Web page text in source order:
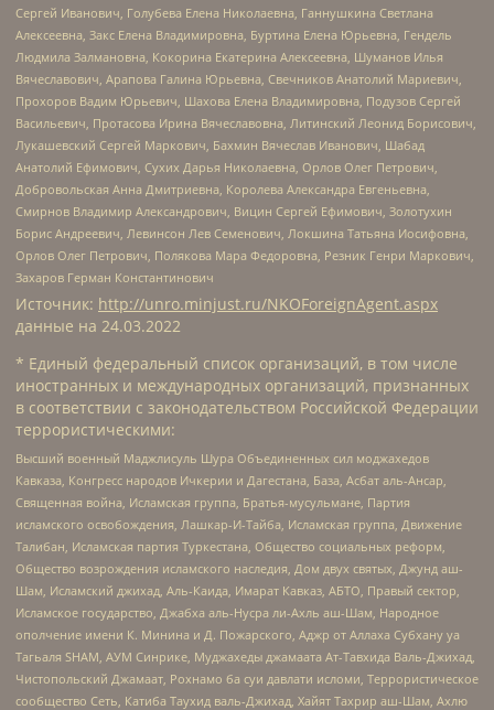
Сергей Иванович, Голубева Елена Николаевна, Ганнушкина Светлана
Алексеевна, Закс Елена Владимировна, Буртина Елена Юрьевна, Гендель
Людмила Залмановна, Кокорина Екатерина Алексеевна, Шуманов Илья
Вячеславович, Арапова Галина Юрьевна, Свечников Анатолий Мариевич,
Прохоров Вадим Юрьевич, Шахова Елена Владимировна, Подузов Сергей
Васильевич, Протасова Ирина Вячеславовна, Литинский Леонид Борисович,
Лукашевский Сергей Маркович, Бахмин Вячеслав Иванович, Шабад
Анатолий Ефимович, Сухих Дарья Николаевна, Орлов Олег Петрович,
Добровольская Анна Дмитриевна, Королева Александра Евгеньевна,
Смирнов Владимир Александрович, Вицин Сергей Ефимович, Золотухин
Борис Андреевич, Левинсон Лев Семенович, Локшина Татьяна Иосифовна,
Орлов Олег Петрович, Полякова Мара Федоровна, Резник Генри Маркович,
Захаров Герман Константинович
Источник: http://unro.minjust.ru/NKOForeignAgent.aspx
данные на 24.03.2022
* Единый федеральный список организаций, в том числе
иностранных и международных организаций, признанных
в соответствии с законодательством Российской Федерации
террористическими:
Высший военный Маджлисуль Шура Объединенных сил моджахедов
Кавказа, Конгресс народов Ичкерии и Дагестана, База, Асбат аль-Ансар,
Священная война, Исламская группа, Братья-мусульмане, Партия
исламского освобождения, Лашкар-И-Тайба, Исламская группа, Движение
Талибан, Исламская партия Туркестана, Общество социальных реформ,
Общество возрождения исламского наследия, Дом двух святых, Джунд аш-
Шам, Исламский джихад, Аль-Каида, Имарат Кавказ, АБТО, Правый сектор,
Исламское государство, Джабха аль-Нусра ли-Ахль аш-Шам, Народное
ополчение имени К. Минина и Д. Пожарского, Аджр от Аллаха Субхану уа
Тагьаля SHAM, АУМ Синрике, Муджахеды джамаата Ат-Тавхида Валь-Джихад,
Чистопольский Джамаат, Рохнамо ба суи давлати исломи, Террористическое
сообщество Сеть, Катиба Таухид валь-Джихад, Хайят Тахрир аш-Шам, Ахлю